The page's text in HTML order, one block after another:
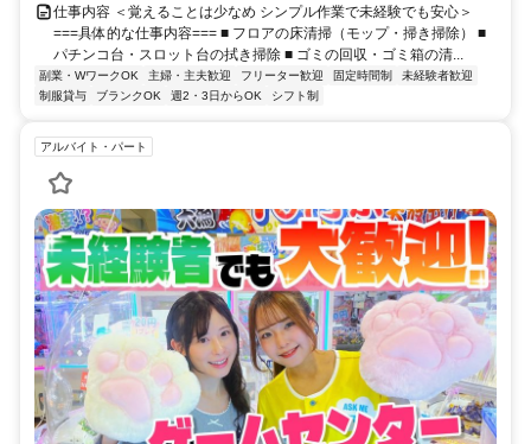
仕事内容 ＜覚えることは少なめ シンプル作業で未経験でも安心＞
===具体的な仕事内容=== ■ フロアの床清掃（モップ・掃き掃除） ■
パチンコ台・スロット台の拭き掃除 ■ ゴミの回収・ゴミ箱の清...
副業・WワークOK 主婦・主夫歓迎 フリーター歓迎 固定時間制
未経験者歓迎
制服貸与
ブランクOK 週2・3日からOK シフト制
アルバイト・パート